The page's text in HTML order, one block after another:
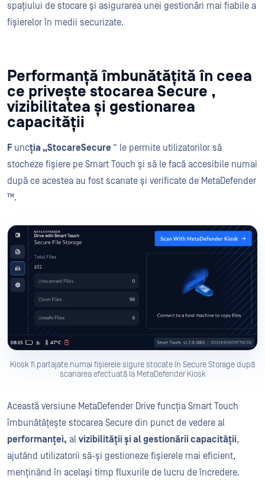
spațiului de stocare și asigurarea unei gestionări mai fiabile a
fișierelor în medii securizate.
Performanță îmbunătățită în ceea
ce privește stocarea Secure ,
vizibilitatea și gestionarea
capacității
F uncția „StocareSecure ” le permite utilizatorilor să
stocheze fișiere pe Smart Touch și să le facă accesibile numai
după ce acestea au fost scanate și verificate de MetaDefender
™.
Kiosk fi partajate numai fișierele sigure stocate în Secure Storage după
scanarea efectuată la MetaDefender Kiosk
Această versiune MetaDefender Drive funcția Smart Touch
îmbunătățește stocarea Secure din punct de vedere al
performanței, al vizibilității și al gestionării capacității,
ajutând utilizatorii să-și gestioneze fișierele mai eficient,
menținând în același timp fluxurile de lucru de încredere.